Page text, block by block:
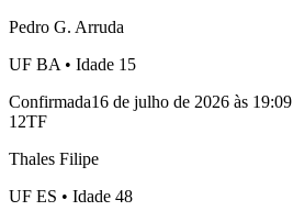
Pedro G. Arruda
UF BA • Idade 15
Confirmada16 de julho de 2026 às 19:09
12TF
Thales Filipe
UF ES • Idade 48